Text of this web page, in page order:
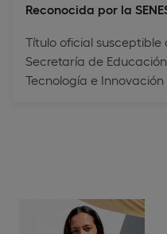
Reconocida por la
Título oficial
Secretaría de
Tecnología e Innovación